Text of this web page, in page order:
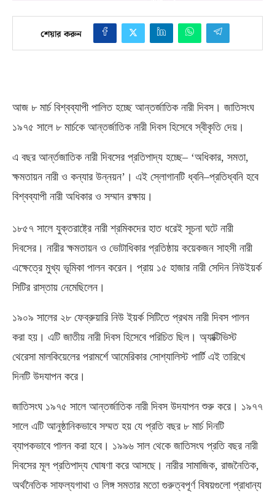
শেয়ার করুন
আজ ৮ মার্চ বিশ্বব্যাপী পালিত হচ্ছে আন্তর্জাতিক নারী দিবস। জাতিসংঘ
১৯৭৫ সালে ৮ মার্চকে আন্তর্জাতিক নারী দিবস হিসেবে স্বীকৃতি দেয়।
এ বছর আর্ন্তজাতিক নারী দিবসের প্রতিপাদ্য হচ্ছে– ‘অধিকার, সমতা,
ক্ষমতায়ন নারী ও কন্যার উন্নয়ন’। এই স্লোগানটি ধ্বনি–প্রতিধ্বনি হবে
বিশ্বব্যাপী নারী অধিকার ও সম্মান রক্ষায়।
১৮৫৭ সালে যুক্তরাষ্ট্রে নারী শ্রমিকদের হাত ধরেই সূচনা ঘটে নারী
দিবসের। নারীর ক্ষমতায়ন ও ভোটাধিকার প্রতিষ্ঠায় কয়েকজন সাহসী নারী
এক্ষেত্রে মুখ্য ভূমিকা পালন করেন। প্রায় ১৫ হাজার নারী সেদিন নিউইয়র্ক
সিটির রাস্তায় নেমেছিলেন।
১৯০৯ সালের ২৮ ফেব্রুয়ারি নিউ ইয়র্ক সিটিতে প্রথম নারী দিবস পালন
করা হয়। এটি জাতীয় নারী দিবস হিসেবে পরিচিত ছিল। অ্যাক্টিভিস্ট
থেরেসা মালকিয়েলের পরামর্শে আমেরিকার সোশ্যালিস্ট পার্টি এই তারিখে
দিনটি উদযাপন করে।
জাতিসংঘ ১৯৭৫ সালে আন্তর্জাতিক নারী দিবস উদযাপন শুরু করে। ১৯৭৭
সালে এটি আনুষ্ঠানিকভাবে সম্মত হয় যে প্রতি বছর ৮ মার্চ দিনটি
ব্যাপকভাবে পালন করা হবে। ১৯৯৬ সাল থেকে জাতিসংঘ প্রতি বছর নারী
দিবসের মূল প্রতিপাদ্য ঘোষণা করে আসছে। নারীর সামাজিক, রাজনৈতিক,
অর্থনৈতিক সাফল্যগাথা ও লিঙ্গ সমতার মতো গুরুত্বপূর্ণ বিষয়গুলো প্রাধান্য